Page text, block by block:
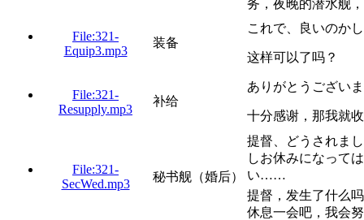
务，夜晚的潜水舰
File:321-
Equip3.mp3
装备
これで、良いのか
这样可以了吗？
File:321-
Resupply.mp3
补给
ありがとうござい
十分感谢，那我就
File:321-
SecWed.mp3
秘书舰（婚后）
提督、どうされま
しお休みになって
い……
提督，发生了什么
休息一会吧，我会